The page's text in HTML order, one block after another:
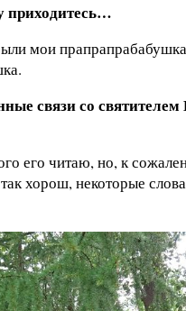
приходитесь…
мои
связи со
его читаю, но, к
хорош, некоторые